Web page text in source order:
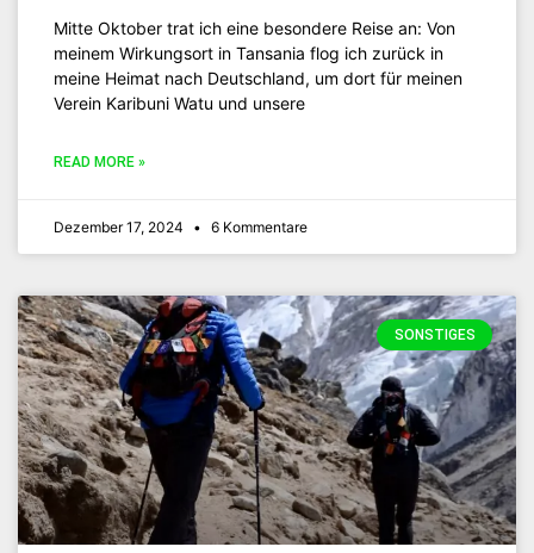
Mitte Oktober trat ich eine besondere Reise an: Von
meinem Wirkungsort in Tansania flog ich zurück in
meine Heimat nach Deutschland, um dort für meinen
Verein Karibuni Watu und unsere
READ MORE »
Dezember 17, 2024 6 Kommentare
SONSTIGES